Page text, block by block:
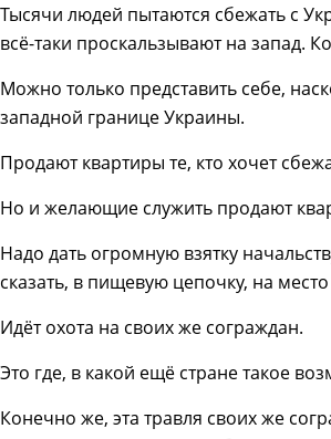
Тысячи людей пытаются сбежать с
всё-таки проскальзывают на запад.
Можно только представить себе,
западной границе Украины.
Продают квартиры те, кто хочет
Но и желающие служить продают
Надо дать огромную взятку
сказать, в пищевую цепочку, на
Идёт охота на своих же сограждан.
Это где, в какой ещё стране такое
Конечно же, эта травля своих же